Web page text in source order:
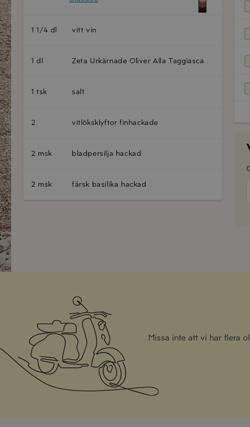
1 1/4 dl vitt vin
1 dl Zeta Urkärnade Oliver Alla Taggiasca
1 tsk salt
2 vitlöksklyftor finhackade
2 msk bladpersilja hackad
2 msk färsk basilika hackad
Missa inte att vi har flera